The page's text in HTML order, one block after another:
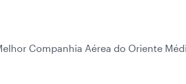
Companhia Aérea do Oriente